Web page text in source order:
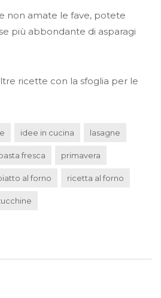
non amate le fave, potete
più abbondante di asparagi
ricette con la sfoglia per le
idee in cucina lasagne
fresca primavera
al forno ricetta al forno